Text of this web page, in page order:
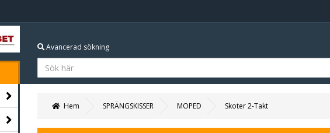
Avancerad sökning
Hem SPRÄNGSKISSER MOPED Skoter 2-Takt